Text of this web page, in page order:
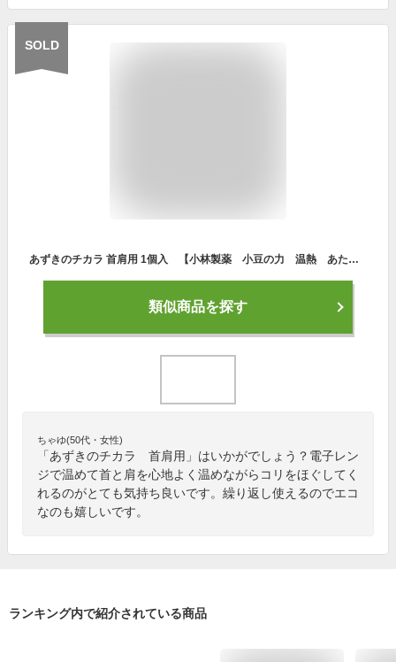
SOLD
あずきのチカラ 首肩用 1個入 【小林製薬 小豆の力 温熱 あたため 温め 冷え対策 寒さ対策 ボディケア 電子レンジ 繰り返し くりかえし リラックス ホット 肩乗せタイプ】
類似商品を探す
ちゃゆ(50代・女性)
「あずきのチカラ 首肩用」はいかがでしょう？電子レン
ジで温めて首と肩を心地よく温めながらコリをほぐしてく
れるのがとても気持ち良いです。繰り返し使えるのでエコ
なのも嬉しいです。
ランキング内で紹介されている商品